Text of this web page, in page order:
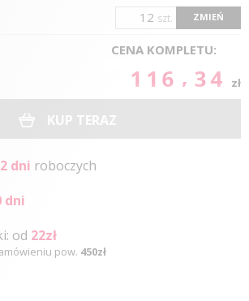
szt. ZMIEŃ
CENA KOMPLETU:
116.34 zł
KUP TERAZ
2 dni roboczych
dni
od 22zł
pow. 450zł